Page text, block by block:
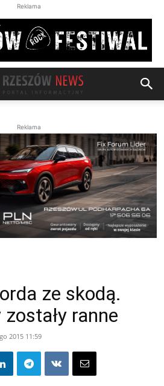
Reklama
Reklama
ze skodą.
ranne
2015 11:59